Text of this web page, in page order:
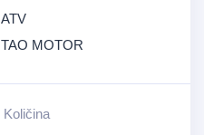
ATV
TAO MOTOR
Količina